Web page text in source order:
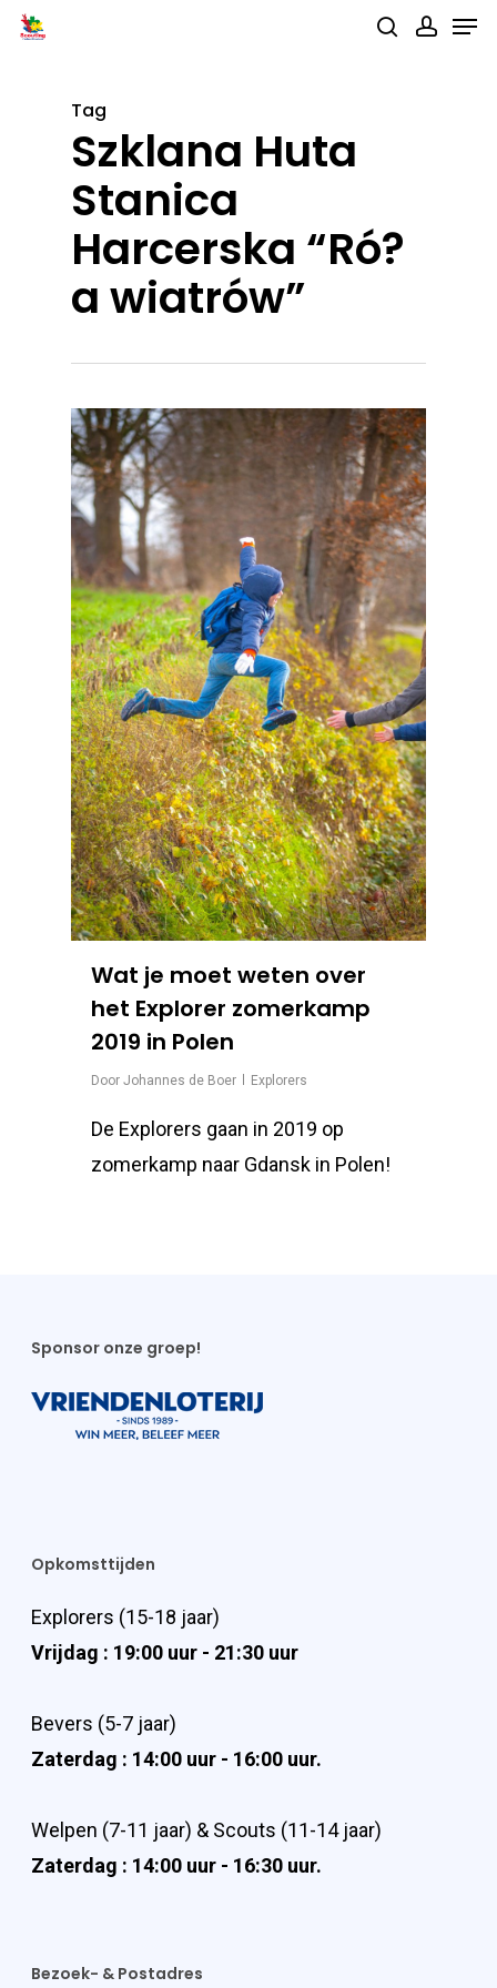
Skip
Tag
Szklana Huta
Stanica
Harcerska “Ró?
a wiatrów”
Wat je moet weten over
het Explorer zomerkamp
2019 in Polen
Door Johannes de Boer Explorers
De Explorers gaan in 2019 op
zomerkamp naar Gdansk in Polen!
Sponsor onze groep!
Opkomsttijden
Explorers (15-18 jaar)
Vrijdag : 19:00 uur - 21:30 uur
Bevers (5-7 jaar)
Zaterdag : 14:00 uur - 16:00 uur.
Welpen (7-11 jaar) & Scouts (11-14 jaar)
Zaterdag : 14:00 uur - 16:30 uur.
Bezoek- & Postadres